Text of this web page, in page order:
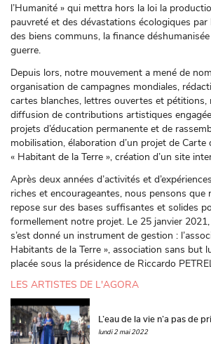
l’Humanité » qui mettra hors la loi la
pauvreté et des dévastations écologiques par
des biens communs, la finance
guerre.
Depuis lors, notre mouvement a mené de
organisation de campagnes mondiales,
cartes blanches, lettres ouvertes et pétitions,
diffusion de contributions artistiques
projets d’éducation permanente et de
mobilisation, élaboration d’un projet de Carte
« Habitant de la Terre », création d’un site
Après deux années d’activités et
riches et encourageantes, nous pensons que
repose sur des bases suffisantes et solides
formellement notre projet. Le 25 janvier
s’est donné un instrument de gestion :
Habitants de la Terre », association sans but
placée sous la présidence de Riccardo
LES ARTISTES DE L'AGORA
L’eau de la vie n’a pas de
lundi 2 mai 2022